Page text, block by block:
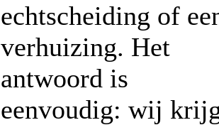
echtscheiding of
verhuizing. Het
antwoord is
eenvoudig: wij